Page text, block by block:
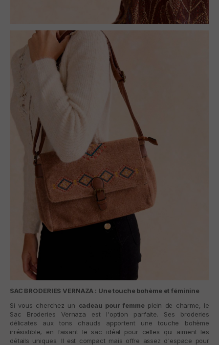
SAC BRODERIES VERNAZA : Une touche bohème et féminine
Si vous cherchez un cadeau pour femmeplein de charme, le
Sac Broderies Vernaza est l'option parfaite. Ses broderies
délicates aux tons chauds apportent une touche bohème
irrésistible, en faisant le sac idéal pour celles qui aiment les
détails uniques. Il est compact mais offre assez d'espace pour